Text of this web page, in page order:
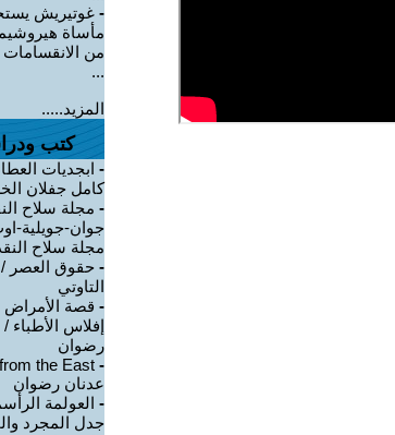
- غوتيريش
مأساة
من الانقسامات
...
المزيد.....
كتب
- ابجديات
كامل جفلان
- مجلة سلاح
مجلة سلاح
- حقوق العصر /
التاوتي
- قصة الأمراض
إفلاس الأطباء
رضوان
-
عدنان رضوان
- العولمة
جدل المجرد